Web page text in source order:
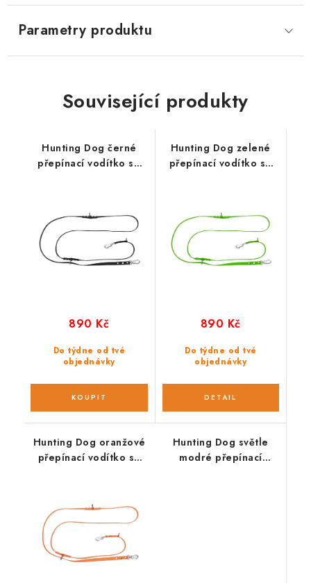
Parametry produktu
Související produkty
Hunting Dog černé
přepínací vodítko se
Do týdne od tvé
objednávky
890 Kč
Hunting Dog zelené
přepínací vodítko se
Do týdne od tvé
objednávky
890 Kč
Hunting Dog oranžové
přepínací vodítko se
Hunting Dog světle
modré přepínací